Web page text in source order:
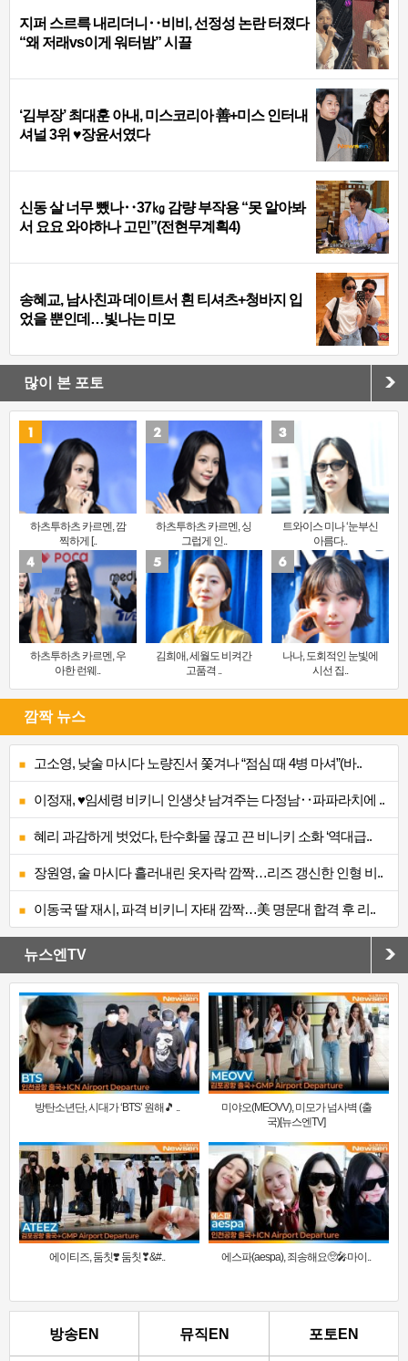
지퍼 스르륵 내리더니‥비비, 선정성 논란 터졌다
“왜 저래vs이게 워터밤” 시끌
‘김부장’ 최대훈 아내, 미스코리아 善+미스 인터내
셔널 3위 ♥장윤서였다
신동 살 너무 뺐나‥37㎏ 감량 부작용 “못 알아봐
서 요요 와야하나 고민”(전현무계획4)
송혜교, 남사친과 데이트서 흰 티셔츠+청바지 입
었을 뿐인데…빛나는 미모
많이 본 포토
하츠투하츠 카르멘, 깜
찍하게 [..
하츠투하츠 카르멘, 싱
그럽게 인..
트와이스 미나 ‘눈부신
아름다..
하츠투하츠 카르멘, 우
아한 런웨..
김희애, 세월도 비켜간
고품격 ..
나나, 도회적인 눈빛에
시선 집..
깜짝 뉴스
고소영, 낮술 마시다 노량진서 쫓겨나 “점심 때 4병 마셔”(바..
이정재, ♥임세령 비키니 인생샷 남겨주는 다정남‥파파라치에 ..
혜리 과감하게 벗었다, 탄수화물 끊고 끈 비니키 소화 ‘역대급..
장원영, 술 마시다 흘러내린 옷자락 깜짝…리즈 갱신한 인형 비..
이동국 딸 재시, 파격 비키니 자태 깜짝…美 명문대 합격 후 리..
뉴스엔TV
방탄소년단, 시대가 ‘BTS’ 원해🎵 ..
미야오(MEOVV), 미모가 넘사벽 (출
국)[뉴스엔TV]
에이티즈, 둠칫❣️ 둠칫❣&#.. 에스파(aespa), 죄송해요🥺🎤마이..
방송EN 뮤직EN 포토EN